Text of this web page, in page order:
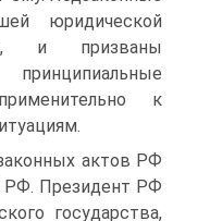
юридической
и призваны
к
актов РФ
РФ. Президент РФ
государства,